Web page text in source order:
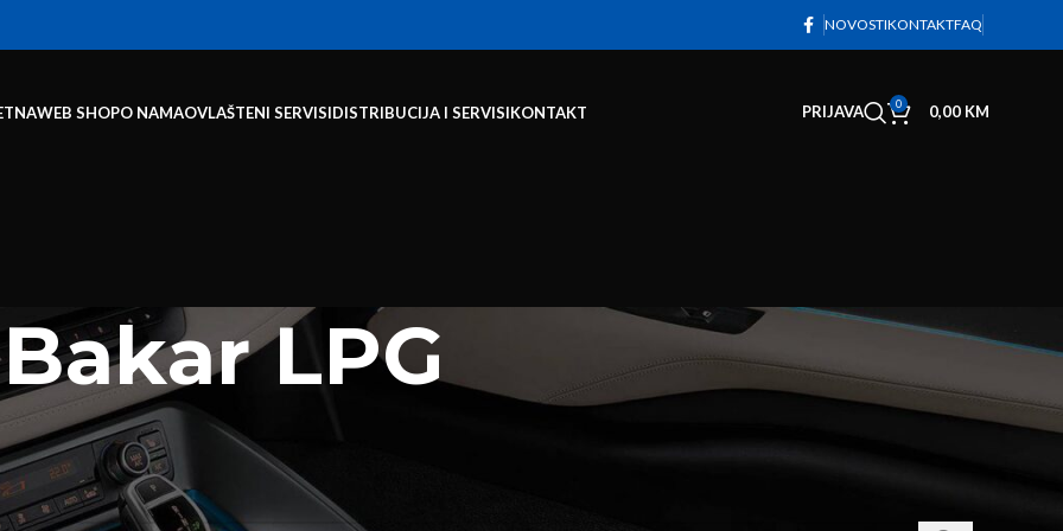
NOVOSTIKONTAKTFAQ
WEB SHOPO NAMAOVLAŠTENI SERVISIDISTRIBUCIJA I SERVISIKONTAKT PRIJAVA 0 0,00 KM
Bakar LPG
vode i gasa
koji odgovaraju vašem odabiru.